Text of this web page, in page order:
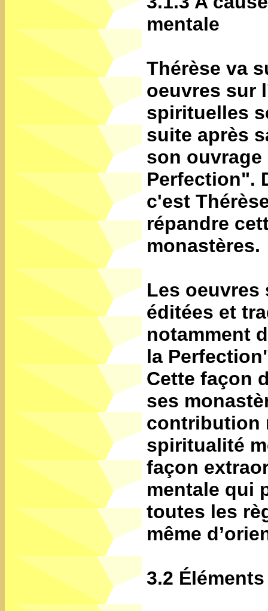
mentale
Thérèse va
oeuvres sur
spirituelles
suite après
son
Perfection".
c'est
répandre
monastères.
Les oeuvres
éditées et
notamment
la
Cette façon
ses
contribution
spiritualité
façon
mentale qui
toutes les
même
3.2